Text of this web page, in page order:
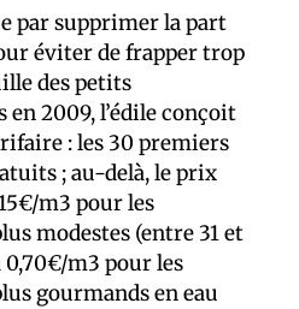
par supprimer la part
éviter de frapper trop
des petits
2009, l’édile conçoit
: les 30 premiers
; au-delà, le prix
m3 pour les
modestes (entre 31 et
0,70€/m3 pour les
gourmands en eau